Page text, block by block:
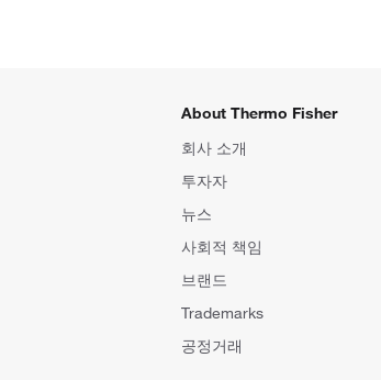
About Thermo Fisher
회사 소개
투자자
뉴스
사회적 책임
브랜드
Trademarks
공정거래